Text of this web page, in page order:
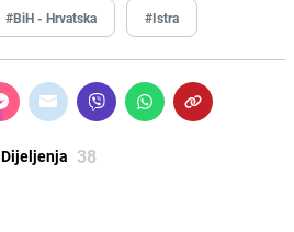
#BiH - Hrvatska #Istra
Dijeljenja 38